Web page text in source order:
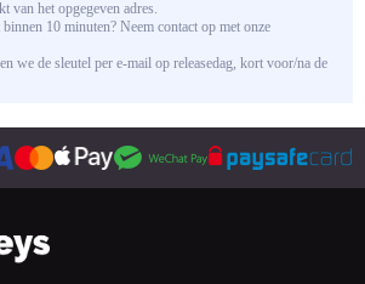
van het opgegeven adres.
10 minuten? Neem contact op met onze
we de sleutel per e-mail op releasedag, kort voor/na de